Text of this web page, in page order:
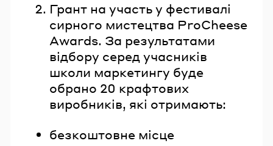
Грант на участь у фестивалі
сирного мистецтва ProCheese
Awards. За результатами
відбору серед учасників
школи маркетингу буде
обрано 20 крафтових
виробників, які отримають:
безкоштовне місце